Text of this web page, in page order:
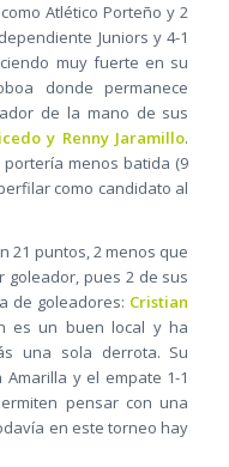
Atlético Porteño y 2
Juniors y 4-1
muy fuerte en su
donde permanece
de la mano de sus
y Renny Jaramillo.
menos batida (9
como candidato al
21 puntos, 2 menos que
goleador, pues 2 de sus
de goleadores: Cristian
es un buen local y ha
una sola derrota. Su
y el empate 1-1
pensar con una
en este torneo hay